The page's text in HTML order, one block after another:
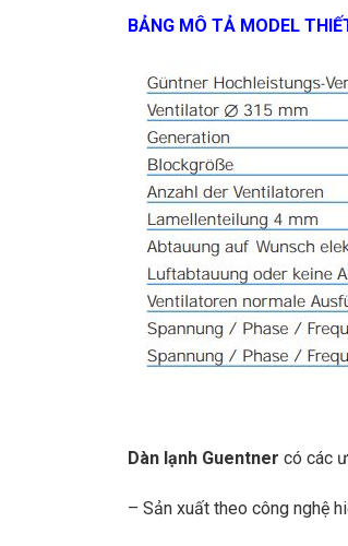
BẢNG MÔ TẢ MODEL
Dàn lạnh Guentner có các
– Sản xuất theo công nghệ